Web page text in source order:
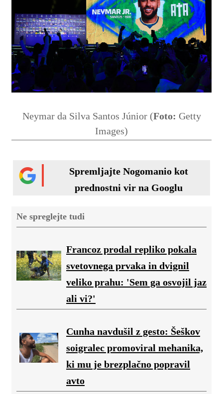
Neymar da Silva Santos Júnior (Foto: Getty
Images)
Spremljajte Nogomanio kot
prednostni vir na Googlu
Ne spreglejte tudi
Francoz prodal repliko pokala
svetovnega prvaka in dvignil
veliko prahu: 'Sem ga osvojil jaz
ali vi?'
Cunha navdušil z gesto: Šeškov
soigralec promoviral mehanika,
ki mu je brezplačno popravil
avto